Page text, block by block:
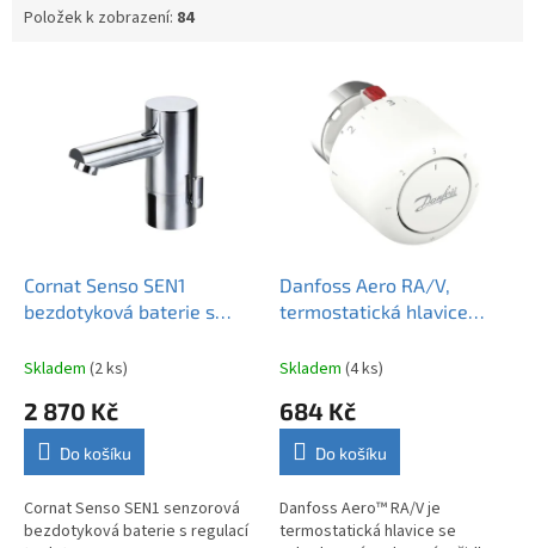
Položek k zobrazení: 84
Cornat Senso SEN1
bezdotyková baterie s
Skladem (2 ks)
2 870 Kč
Do košíku
Cornat Senso SEN1 senzorová
bezdotyková baterie s regulací
Danfoss Aero RA/V,
termostatická hlavice
Skladem (4 ks)
684 Kč
Do košíku
Danfoss Aero™ RA/V je
termostatická hlavice se